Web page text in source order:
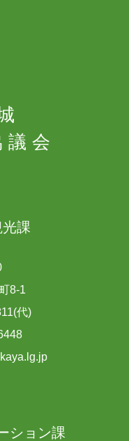
会
課
8-1
代)
ション課